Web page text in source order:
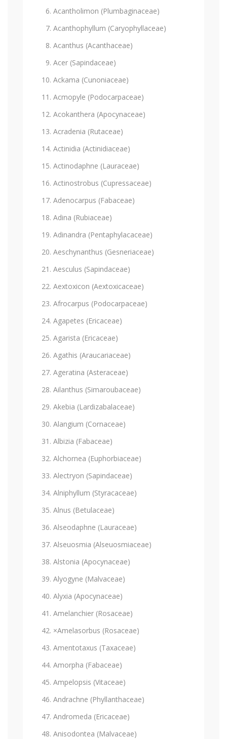
Acantholimon (Plumbaginaceae)
Acanthophyllum (Caryophyllaceae)
Acanthus (Acanthaceae)
Acer (Sapindaceae)
Ackama (Cunoniaceae)
Acmopyle (Podocarpaceae)
Acokanthera (Apocynaceae)
Acradenia (Rutaceae)
Actinidia (Actinidiaceae)
Actinodaphne (Lauraceae)
Actinostrobus (Cupressaceae)
Adenocarpus (Fabaceae)
Adina (Rubiaceae)
Adinandra (Pentaphylacaceae)
Aeschynanthus (Gesneriaceae)
Aesculus (Sapindaceae)
Aextoxicon (Aextoxicaceae)
Afrocarpus (Podocarpaceae)
Agapetes (Ericaceae)
Agarista (Ericaceae)
Agathis (Araucariaceae)
Ageratina (Asteraceae)
Ailanthus (Simaroubaceae)
Akebia (Lardizabalaceae)
Alangium (Cornaceae)
Albizia (Fabaceae)
Alchornea (Euphorbiaceae)
Alectryon (Sapindaceae)
Alniphyllum (Styracaceae)
Alnus (Betulaceae)
Alseodaphne (Lauraceae)
Alseuosmia (Alseuosmiaceae)
Alstonia (Apocynaceae)
Alyogyne (Malvaceae)
Alyxia (Apocynaceae)
Amelanchier (Rosaceae)
×Amelasorbus (Rosaceae)
Amentotaxus (Taxaceae)
Amorpha (Fabaceae)
Ampelopsis (Vitaceae)
Andrachne (Phyllanthaceae)
Andromeda (Ericaceae)
Anisodontea (Malvaceae)